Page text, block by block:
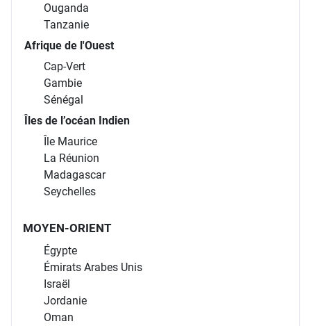
Ouganda
Tanzanie
Afrique de l'Ouest
Cap-Vert
Gambie
Sénégal
Îles de l’océan Indien
Île Maurice
La Réunion
Madagascar
Seychelles
MOYEN-ORIENT
Égypte
Émirats Arabes Unis
Israël
Jordanie
Oman